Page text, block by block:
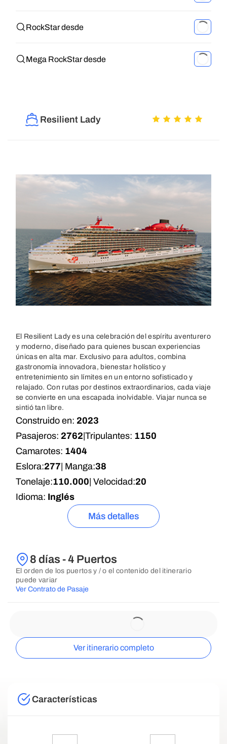
RockStar desde
Mega RockStar desde
Resilient Lady
El Resilient Lady es una celebración del espíritu aventurero
y moderno, diseñado para quienes buscan experiencias
únicas en alta mar. Exclusivo para adultos, combina
gastronomía innovadora, bienestar holístico y
entretenimiento sin límites en un entorno sofisticado y
relajado. Con rutas por destinos extraordinarios, cada viaje
se convierte en una escapada inolvidable. Viajar nunca se
sintió tan libre.
Construido en: 2023
Pasajeros: 2762 Tripulantes: 1150
Camarotes: 1404
Eslora:277 | Manga:38
Tonelaje:110.000 | Velocidad:20
Idioma: Inglés
Más detalles
8 días - 4 Puertos
El orden de los puertos y / o el contenido del itinerario
puede variar
Ver Contrato de Pasaje
Ver itinerario completo
Características